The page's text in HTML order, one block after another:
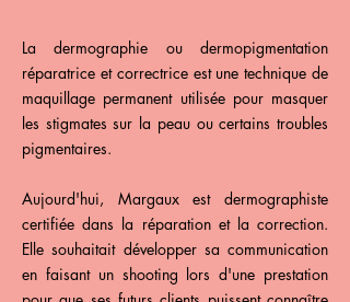
La dermographie ou dermopigmentation
réparatrice et correctrice est une technique de
maquillage permanent utilisée pour masquer
les stigmates sur la peau ou certains troubles
pigmentaires.
Aujourd'hui, Margaux est dermographiste
certifiée dans la réparation et la correction.
Elle souhaitait développer sa communication
en faisant un shooting lors d'une prestation